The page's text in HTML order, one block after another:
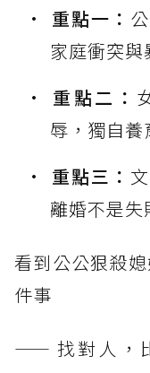
重點一：
家庭衝突與
重點二：
辱，獨自養
重點三：
離婚不是失
看到公公狠殺
件事
—— 找對人，